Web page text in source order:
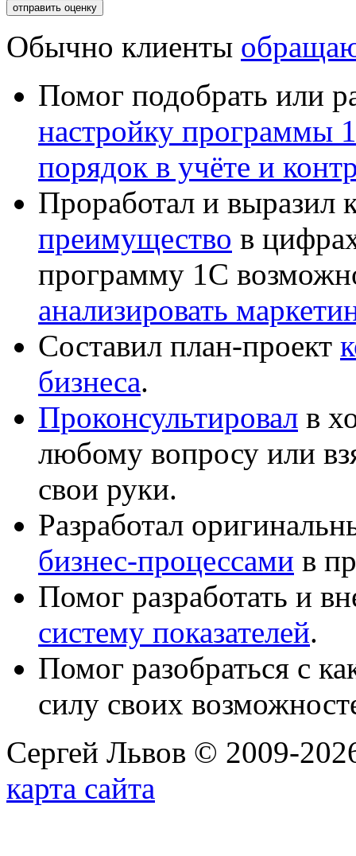
Обычно клиенты
Помог подобрать или
настройку программы
порядок в учёте и
Проработал и выразил
преимущество в
программу 1С
анализировать
Составил план-проект
бизнеса.
Проконсультировал в
любому вопросу или
свои руки.
Разработал
бизнес-процессами в
Помог разработать и
систему показателей.
Помог разобраться с
силу своих
Сергей Львов © 2009-
карта сайта